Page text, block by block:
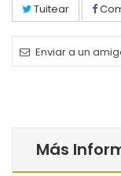
Tuitear
Enviar a un
Más